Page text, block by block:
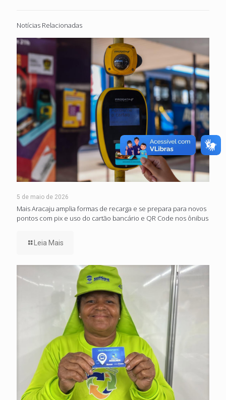
Notícias Relacionadas
5 de maio de 2026
Mais Aracaju amplia formas de recarga e se prepara para novos
pontos com pix e uso do cartão bancário e QR Code nos ônibus
Leia Mais